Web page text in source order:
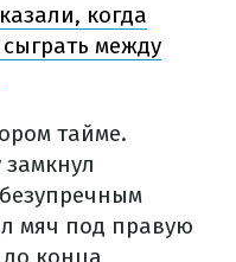
когда
между
тайме.
мяч под правую